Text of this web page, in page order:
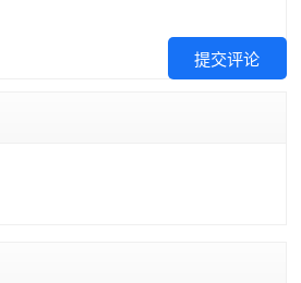
提交评论